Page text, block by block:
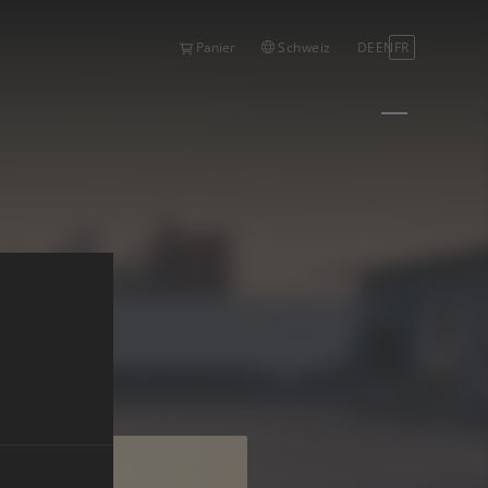
Panier Schweiz DEENFR